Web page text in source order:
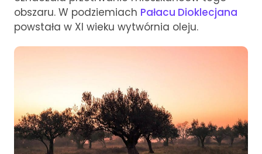
obszaru. W podziemiach Pałacu Dioklecjana
powstała w XI wieku wytwórnia oleju.